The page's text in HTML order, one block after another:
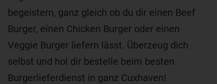
begeistern, ganz gleich ob du dir einen Beef
Burger, einen Chicken Burger oder einen
Veggie Burger liefern lässt. Überzeug dich
selbst und hol dir bestelle beim besten
Burgerlieferdienst in ganz Cuxhaven!